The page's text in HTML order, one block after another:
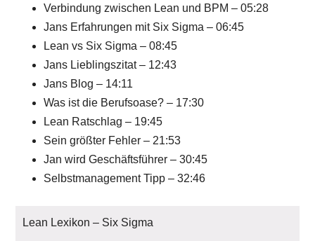
Verbindung zwischen Lean und BPM – 05:28
Jans Erfahrungen mit Six Sigma – 06:45
Lean vs Six Sigma – 08:45
Jans Lieblingszitat – 12:43
Jans Blog – 14:11
Was ist die Berufsoase? – 17:30
Lean Ratschlag – 19:45
Sein größter Fehler – 21:53
Jan wird Geschäftsführer – 30:45
Selbstmanagement Tipp – 32:46
Lean Lexikon – Six Sigma